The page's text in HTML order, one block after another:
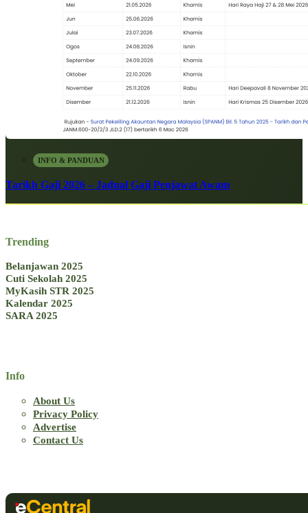
INFO & PANDUAN
Tarikh Gaji 2026 – Jadual Gaji Penjawat Awam
Trending
Belanjawan 2025
Cuti Sekolah 2025
MyKasih STR 2025
Kalendar 2025
SARA 2025
Info
About Us
Privacy Policy
Advertise
Contact Us